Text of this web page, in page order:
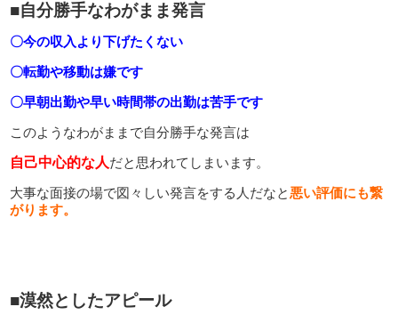
■自分勝手なわがまま発言
〇今の収入より下げたくない
〇転勤や移動は嫌です
〇早朝出勤や早い時間帯の出勤は苦手です
このようなわがままで自分勝手な発言は
自己中心的な人だと思われてしまいます。
大事な面接の場で図々しい発言をする人だなと 悪い評価にも繋
がります。
■漠然としたアピール